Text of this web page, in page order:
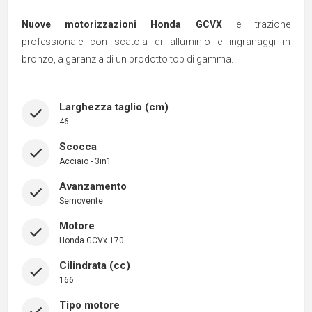
Nuove motorizzazioni Honda GCVXe trazione
professionale con scatola di alluminio e ingranaggi in
bronzo, a garanzia di un prodotto top di gamma.
Larghezza taglio (cm)
46
Scocca
Acciaio - 3in1
Avanzamento
Semovente
Motore
Honda GCVx 170
Cilindrata (cc)
166
Tipo motore